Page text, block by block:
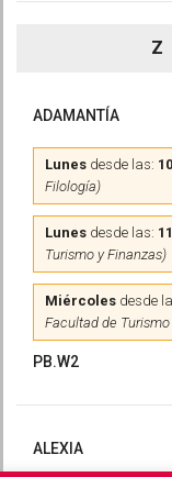
Z
ADAMANTÍA
Lunes desde las:
Filología)
Lunes desde las:
Turismo y Finanzas)
Miércoles desde
Facultad de
PB.W2
ALEXIA